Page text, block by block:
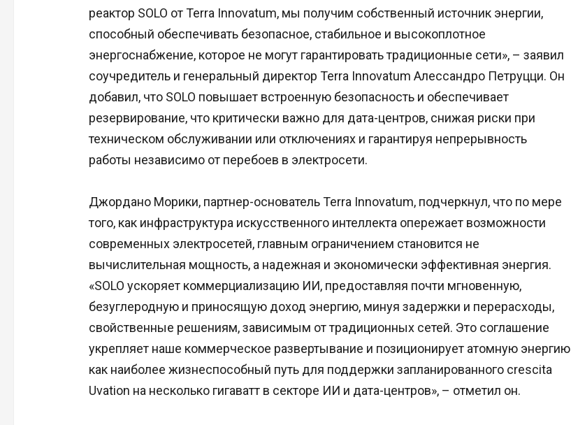
реактор SOLO от Terra Innovatum, мы получим собственный источник энергии,
способный обеспечивать безопасное, стабильное и высокоплотное
энергоснабжение, которое не могут гарантировать традиционные сети», – заявил
соучредитель и генеральный директор Terra Innovatum Алессандро Петруцци. Он
добавил, что SOLO повышает встроенную безопасность и обеспечивает
резервирование, что критически важно для дата-центров, снижая риски при
техническом обслуживании или отключениях и гарантируя непрерывность
работы независимо от перебоев в электросети.
Джордано Морики, партнер-основатель Terra Innovatum, подчеркнул, что по мере
того, как инфраструктура искусственного интеллекта опережает возможности
современных электросетей, главным ограничением становится не
вычислительная мощность, а надежная и экономически эффективная энергия.
«SOLO ускоряет коммерциализацию ИИ, предоставляя почти мгновенную,
безуглеродную и приносящую доход энергию, минуя задержки и перерасходы,
свойственные решениям, зависимым от традиционных сетей. Это соглашение
укрепляет наше коммерческое развертывание и позиционирует атомную энергию
как наиболее жизнеспособный путь для поддержки запланированного crescita
Uvation на несколько гигаватт в секторе ИИ и дата-центров», – отметил он.